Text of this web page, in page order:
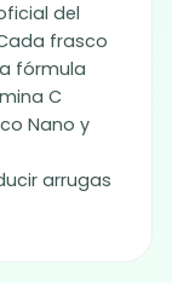
del
frasco
fórmula
C
Nano y
arrugas